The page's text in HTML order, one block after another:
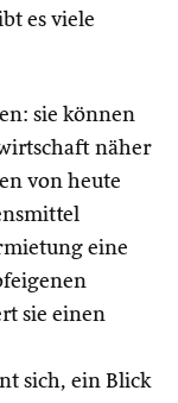
es viele
sie können
näher
von heute
eine
sie einen
sich, ein Blick